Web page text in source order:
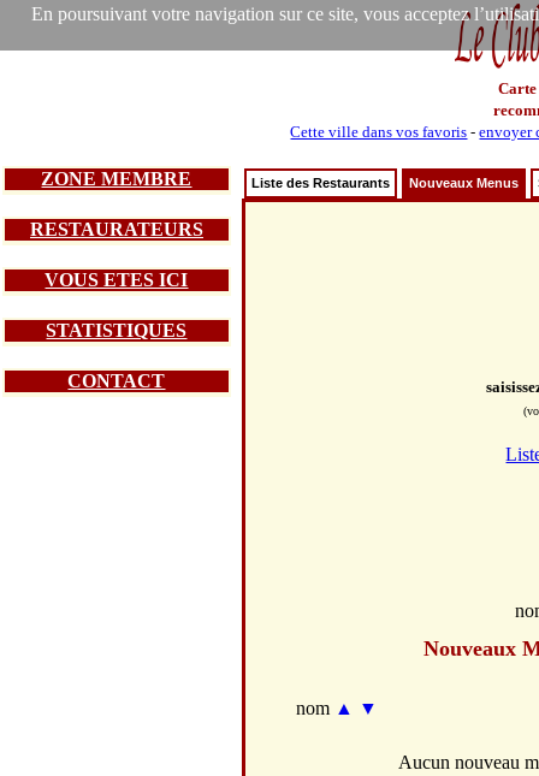
En poursuivant votre navigation sur ce site, vous acceptez
Carte
Cette ville dans vos favoris -envoyer
ZONE MEMBRE
RESTAURATEURS
VOUS ETES ICI
STATISTIQUES
CONTACT
Liste des Restaurants Nouveaux Menus
Nouveaux
nom ▲ ▼
Aucun nouveau